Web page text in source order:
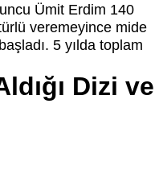
Ümit Erdim 140
veremeyince mide
5 yılda toplam
Dizi ve